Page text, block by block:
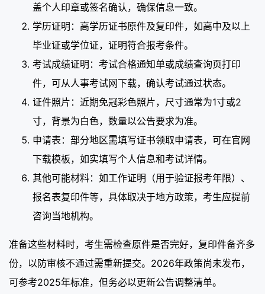
盖个人印章或签名确认，确保信息一致。
学历证明：高学历证书原件及复印件，如高中及以上
毕业证或学位证，证明符合报考条件。
考试成绩证明：考试合格通知单或成绩查询页打印
件，可从人事考试网下载，确认考试通过状态。
证件照片：近期免冠彩色照片，尺寸通常为1寸或2
寸，背景为白色，数量以公告要求为准。
申请表：部分地区需填写证书领取申请表，可在官网
下载模板，如实填写个人信息和考试详情。
其他可能材料：如工作证明（用于验证报考年限）、
报名表复印件等，具体取决于地方政策，考生应提前
咨询当地机构。
准备这些材料时，考生需检查原件是否完好，复印件备齐多
份，以防审核不通过需重新提交。2026年政策尚未发布，
可参考2025年标准，但务必以更新公告调整清单。